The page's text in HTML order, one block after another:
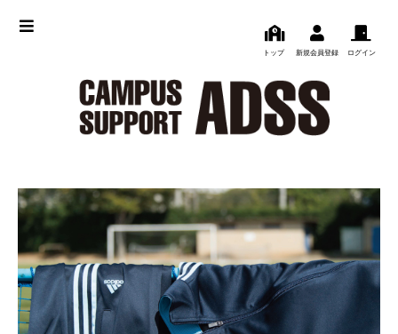
トップ 新規会員登録 ログイン